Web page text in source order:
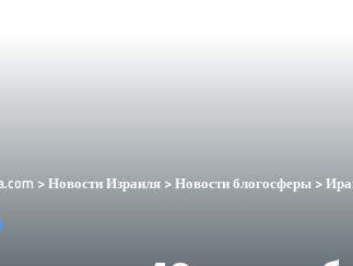
>Новости Израиля >Новости блогосферы >